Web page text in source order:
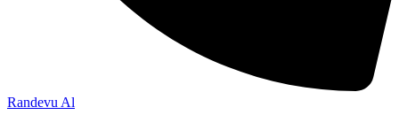
Randevu Al